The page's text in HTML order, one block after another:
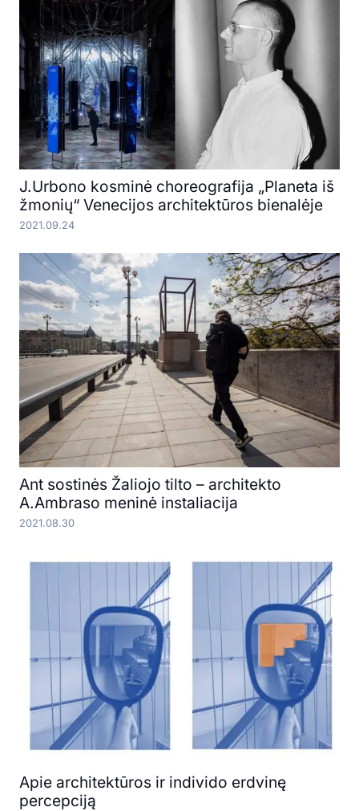
J.Urbono kosminė choreografija „Planeta iš
žmonių“ Venecijos architektūros bienalėje
2021.09.24
Ant sostinės Žaliojo tilto – architekto
A.Ambraso meninė instaliacija
2021.08.30
Apie architektūros ir individo erdvinę
percepciją